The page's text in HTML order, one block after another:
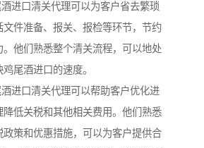
进口清关代理可以为客户省去繁琐
文件准备、报关、报检等环节，节约
。他们熟悉整个清关流程，可以地处
尾酒进口的速度。
进口清关代理可以帮助客户优化进
降低关税和其他相关费用。他们熟悉
政策和优惠措施，可以为客户提供合